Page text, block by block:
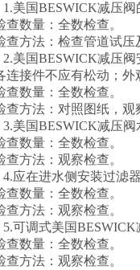
1.美国BESWICK减压
查数量：全数检查。
查方法：检查管道试压
2.美国BESWICK减压
连接件不应有松动；
查数量：全数检查。
查方法：对照图纸，观
3.美国BESWICK减压
查数量：全数检查。
查方法：观察检查。
4.应在进水侧安装过滤
查数量：全数检查。
查方法：观察检查。
5.可调式美国
查数量：全数检查。
查方法：观察检查。